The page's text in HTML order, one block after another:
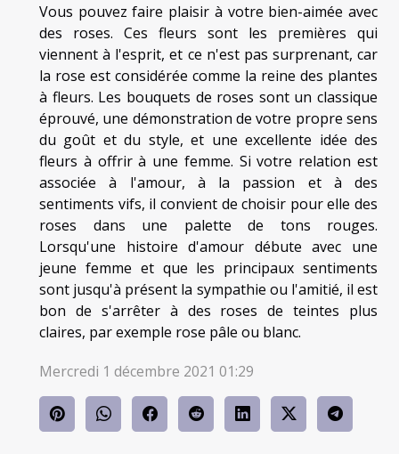
Vous pouvez faire plaisir à votre bien-aimée avec
des roses. Ces fleurs sont les premières qui
viennent à l'esprit, et ce n'est pas surprenant, car
la rose est considérée comme la reine des plantes
à fleurs. Les bouquets de roses sont un classique
éprouvé, une démonstration de votre propre sens
du goût et du style, et une excellente idée des
fleurs à offrir à une femme. Si votre relation est
associée à l'amour, à la passion et à des
sentiments vifs, il convient de choisir pour elle des
roses dans une palette de tons rouges.
Lorsqu'une histoire d'amour débute avec une
jeune femme et que les principaux sentiments
sont jusqu'à présent la sympathie ou l'amitié, il est
bon de s'arrêter à des roses de teintes plus
claires, par exemple rose pâle ou blanc.
Mercredi 1 décembre 2021 01:29